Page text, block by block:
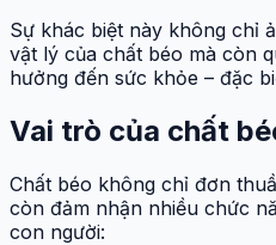
Sự khác biệt này không chỉ
vật lý của chất béo mà còn
hưởng đến sức khỏe – đặc
Vai trò của chất
Chất béo không chỉ đơn
còn đảm nhận nhiều chức
con người: